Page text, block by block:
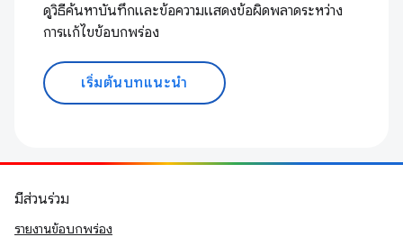
ดูวิธีค้นหาบันทึกและข้อความแสดงข้อผิดพลาดระหว่าง
การแก้ไขข้อบกพร่อง
เริ่มต้นบทแนะนำ
มีส่วนร่วม
รายงานข้อบกพร่อง